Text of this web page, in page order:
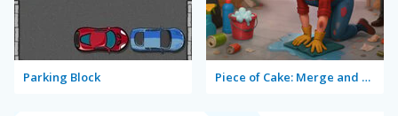
Parking Block Piece of Cake: Merge and Bake